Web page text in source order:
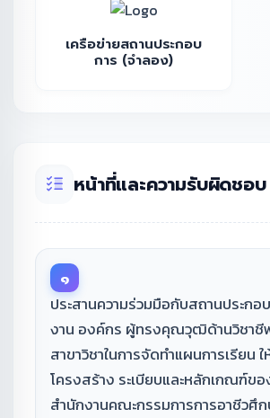
เครือข่ายสถานประกอบ
การ (จำลอง)
หน้าที่และความรับผิดชอบ
๑
ประสานความร่วมมือกับสถานประกอ
งาน องค์กร ผู้ทรงคุณวุฒิด้านวิชาชี
สาขาวิชาในการจัดทำแผนการเรียน ใ
โครงสร้าง ระเบียบและหลักเกณฑ์ข
สำนักงานคณะกรรมการการอาชีวศึก